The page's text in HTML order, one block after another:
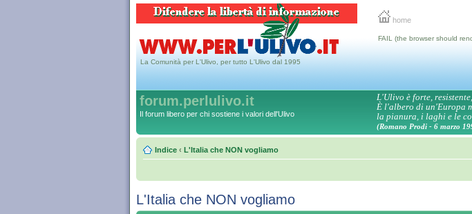
home
La Comunità per L'Ulivo, per tutto L'Ulivo dal 1995
FAIL (the browser should
forum.perlulivo.it
Il forum libero per chi sostiene i valori dell'Ulivo
L'Ulivo è forte,
È l'albero di un'Europa
la pianura, i laghi e le
(Romano Prodi - 6 marzo
Indice ‹ L'Italia che NON vogliamo
L'Italia che NON vogliamo